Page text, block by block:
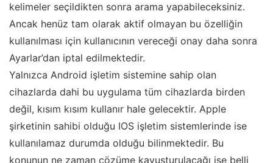
kelimeler seçildikten sonra arama yapabileceksiniz.
Ancak henüz tam olarak aktif olmayan bu özelliğin
kullanılması için kullanıcının vereceği onay daha sonra
Ayarlar’dan iptal edilmektedir.
Yalnızca Android işletim sistemine sahip olan
cihazlarda dahi bu uygulama tüm cihazlarda birden
değil, kısım kısım kullanır hale gelecektir. Apple
şirketinin sahibi olduğu IOS işletim sistemlerinde ise
kullanılamaz durumda olduğu bilinmektedir. Bu
konunun ne zaman çözüme kavuşturulacağı ise belli